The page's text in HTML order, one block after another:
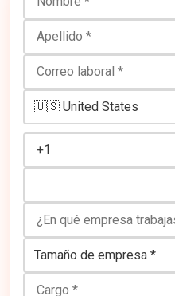
Apellido
Correo laboral
Número de teléfono
¿En qué empresa trabajas?
Tamaño de empresa
Cargo